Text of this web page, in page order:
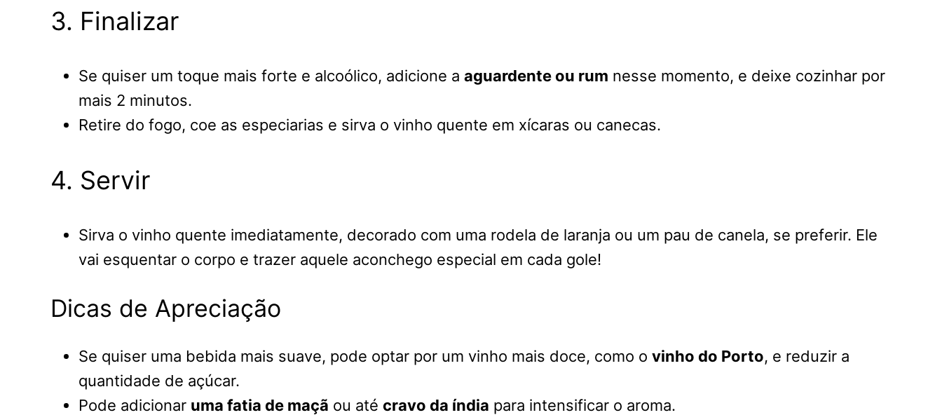
3. Finalizar
Se quiser um toque mais forte e alcoólico, adicione a aguardente ou rum nesse momento, e deixe cozinhar por
mais 2 minutos.
Retire do fogo, coe as especiarias e sirva o vinho quente em xícaras ou canecas.
4. Servir
Sirva o vinho quente imediatamente, decorado com uma rodela de laranja ou um pau de canela, se preferir. Ele
vai esquentar o corpo e trazer aquele aconchego especial em cada gole!
Dicas de Apreciação
Se quiser uma bebida mais suave, pode optar por um vinho mais doce, como o vinho do Porto, e reduzir a
quantidade de açúcar.
Pode adicionar uma fatia de maçã ou até cravo da índia para intensificar o aroma.